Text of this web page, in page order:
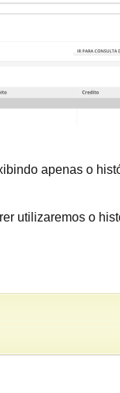
apenas o
utilizaremos o